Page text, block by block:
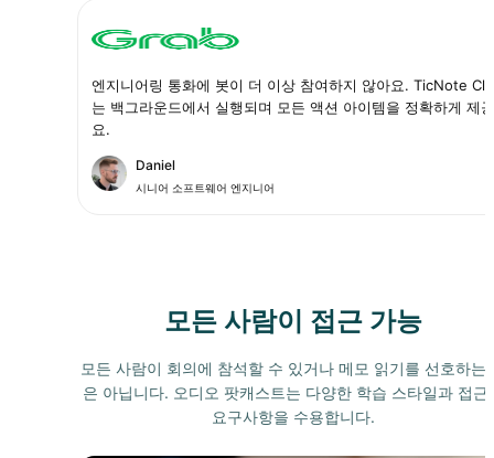
엔지니어링 통화에 봇이 더 이상 참여하지 않아요. TicNote
는 백그라운드에서 실행되며 모든 액션 아이템을 정확하게 제
요.
Daniel
시니어 소프트웨어 엔지니어
모든 사람이 접근 가능
모든 사람이 회의에 참석할 수 있거나 메모 읽기를 선호하는
은 아닙니다. 오디오 팟캐스트는 다양한 학습 스타일과 접근
요구사항을 수용합니다.